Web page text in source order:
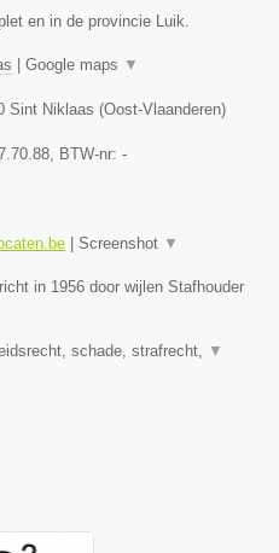
en in de provincie Luik.
Google maps ▼
Sint Niklaas (Oost-Vlaanderen)
, BTW-nr: -
Screenshot ▼
in 1956 door wijlen Stafhouder
schade, strafrecht, ▼